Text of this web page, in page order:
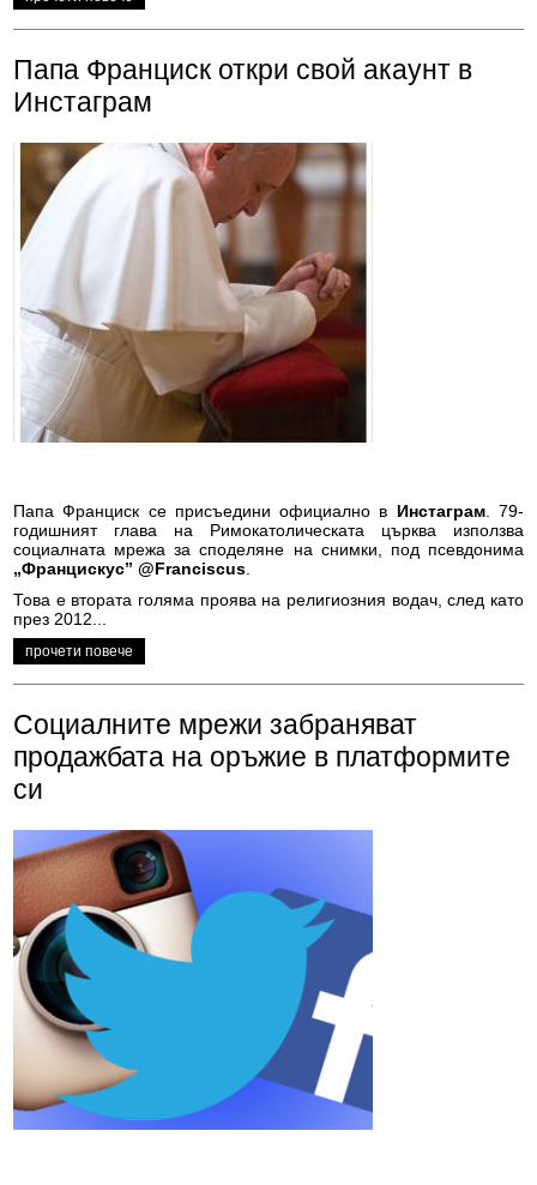
Папа Франциск откри свой акаунт в
Инстаграм
Папа Франциск се присъедини официално в Инстаграм. 79-
годишният глава на Римокатолическата църква използва
социалната мрежа за споделяне на снимки, под псевдонима
„Францискус” @Franciscus
Това e втората голяма проява на религиозния водач, след като
през 2012...
прочети повече
Социалните мрежи забраняват
продажбата на оръжие в платформите
си